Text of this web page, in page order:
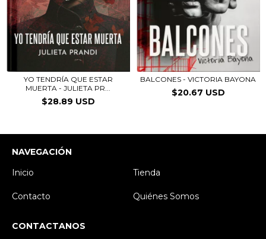
YO TENDRÍA QUE ESTAR
MUERTA - JULIETA PR...
$28.89 USD
BALCONES - VICTORIA BAYONA
$20.67 USD
NAVEGACIÓN
Inicio
Tienda
Contacto Quiénes Somos
CONTACTANOS